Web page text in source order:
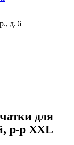
д. 6
для
р-р XXL